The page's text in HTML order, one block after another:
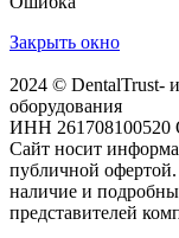
Закрыть окно
2024 © DentalTrust-
оборудования
ИНН 261708100520
Сайт носит
публичной
наличие и
представителей